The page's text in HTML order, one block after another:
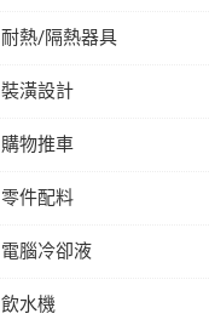
耐熱/隔熱器具
裝潢設計
購物推車
零件配料
電腦冷卻液
飲水機